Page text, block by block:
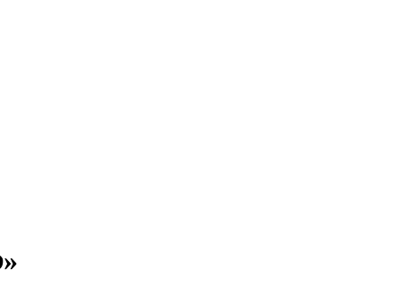
فراخوان ارسال مقاله به فصلنامه علمی «تربیت بدنی و علوم ورزشی»